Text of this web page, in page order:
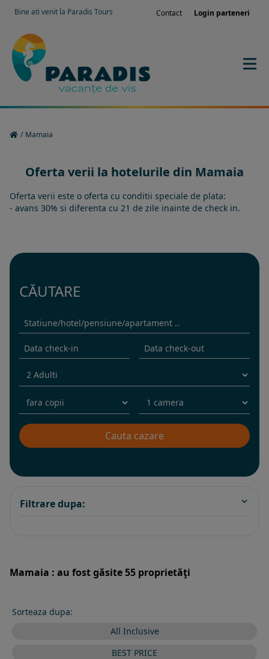
Bine ati venit la Paradis Tours Contact Login parteneri
/ Mamaia
Oferta verii la hotelurile din Mamaia
Oferta verii este o oferta cu conditii speciale de plata:
- avans 30% si diferenta cu 21 de zile inainte de check in.
CĂUTARE
Filtrare dupa:
Mamaia : au fost găsite 55 proprietăţi
Sorteaza dupa:
All Inclusive
BEST PRICE